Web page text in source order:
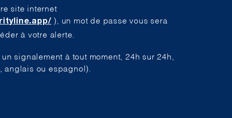
site internet
), un mot de passe vous sera
à votre alerte.
signalement à tout moment, 24h sur 24h,
anglais ou espagnol).